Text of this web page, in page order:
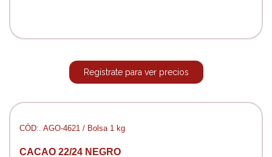
Regístrate para ver precios
CÓD:. AGO-4621 / Bolsa 1 kg
CACAO 22/24 NEGRO